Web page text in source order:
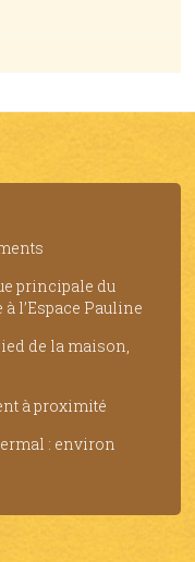
principale du
l’Espace Pauline
de la maison,
à proximité
: environ